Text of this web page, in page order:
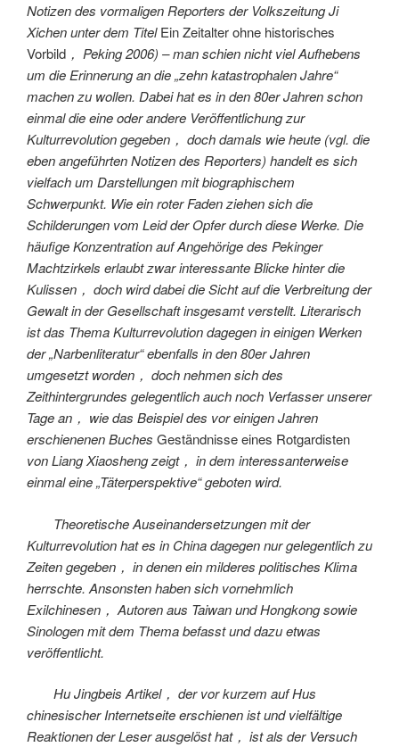
Notizen des vormaligen Reporters der Volkszeitung Ji
Xichen unter dem TitelEin Zeitalter ohne historisches
Vorbild ， Peking 2006) – man schien nicht viel Aufhebens
um die Erinnerung an die „zehn katastrophalen Jahre“
machen zu wollen. Dabei hat es in den 80er Jahren schon
einmal die eine oder andere Veröffentlichung zur
Kulturrevolution gegeben， doch damals wie heute (vgl. die
eben angeführten Notizen des Reporters) handelt es sich
vielfach um Darstellungen mit biographischem
Schwerpunkt. Wie ein roter Faden ziehen sich die
Schilderungen vom Leid der Opfer durch diese Werke. Die
häufige Konzentration auf Angehörige des Pekinger
Machtzirkels erlaubt zwar interessante Blicke hinter die
Kulissen， doch wird dabei die Sicht auf die Verbreitung der
Gewalt in der Gesellschaft insgesamt verstellt. Literarisch
ist das Thema Kulturrevolution dagegen in einigen Werken
der „Narbenliteratur“ ebenfalls in den 80er Jahren
umgesetzt worden， doch nehmen sich des
Zeithintergrundes gelegentlich auch noch Verfasser unserer
Tage an， wie das Beispiel des vor einigen Jahren
erschienenen Buches Geständnisse eines Rotgardisten
von Liang Xiaosheng zeigt， in dem interessanterweise
einmal eine „Täterperspektive“ geboten wird.
Theoretische Auseinandersetzungen mit der
Kulturrevolution hat es in China dagegen nur gelegentlich zu
Zeiten gegeben， in denen ein milderes politisches Klima
herrschte. Ansonsten haben sich vornehmlich
Exilchinesen， Autoren aus Taiwan und Hongkong sowie
Sinologen mit dem Thema befasst und dazu etwas
veröffentlicht.
Hu Jingbeis Artikel， der vor kurzem auf Hus
chinesischer Internetseite erschienen ist und vielfältige
Reaktionen der Leser ausgelöst hat， ist als der Versuch